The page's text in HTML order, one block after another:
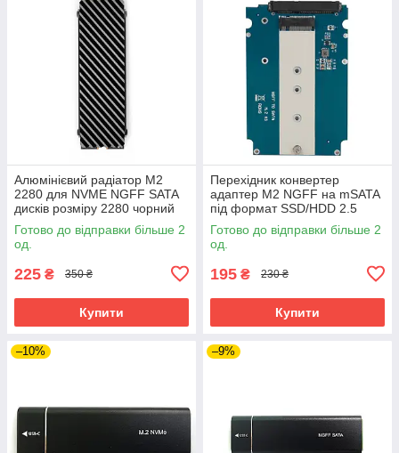
Алюмінієвий радіатор M2
2280 для NVME NGFF SATA
дисків розміру 2280 чорний
Готово до відправки більше 2
од.
225 ₴ 350 ₴
Купити
Перехідник конвертер
адаптер M2 NGFF на mSATA
під формат SSD/HDD 2.5
Готово до відправки більше 2
од.
195 ₴ 230 ₴
Купити
–10% –9%